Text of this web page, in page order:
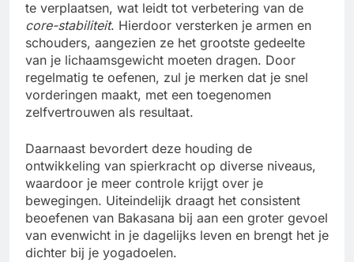
te verplaatsen, wat leidt tot verbetering van de
core-stabiliteit. Hierdoor versterken je armen en
schouders, aangezien ze het grootste gedeelte
van je lichaamsgewicht moeten dragen. Door
regelmatig te oefenen, zul je merken dat je snel
vorderingen maakt, met een toegenomen
zelfvertrouwen als resultaat.
Daarnaast bevordert deze houding de
ontwikkeling van spierkracht op diverse niveaus,
waardoor je meer controle krijgt over je
bewegingen. Uiteindelijk draagt het consistent
beoefenen van Bakasana bij aan een groter gevoel
van evenwicht in je dagelijks leven en brengt het je
dichter bij je yogadoelen.